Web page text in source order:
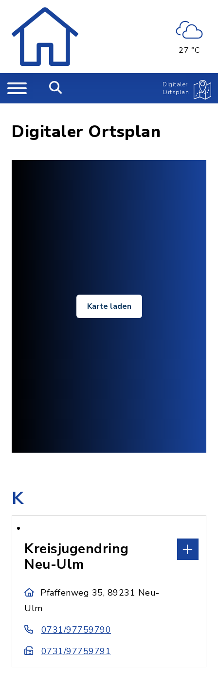
27 °C
Digitaler
Ortsplan
Digitaler Ortsplan
Karte laden
K
Kreisjugendring
Neu-Ulm
Pfaffenweg 35, 89231 Neu-
Ulm
0731/97759790
0731/97759791